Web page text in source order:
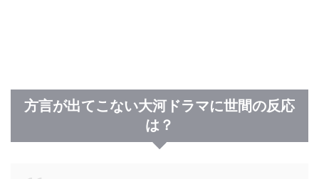
方言が出てこない大河ドラマに世間の反応
は？